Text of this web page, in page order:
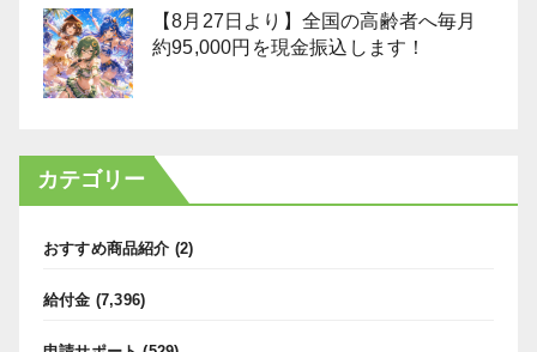
【8月27日より】全国の高齢者へ毎月
約95,000円を現金振込します！
カテゴリー
おすすめ商品紹介 (2)
給付金 (7,396)